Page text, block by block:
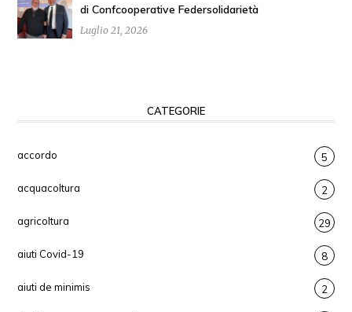
di Confcooperative Federsolidarietà
Luglio 21, 2026
CATEGORIE
accordo 5
acquacoltura 2
agricoltura 29
aiuti Covid-19 8
aiuti de minimis 2